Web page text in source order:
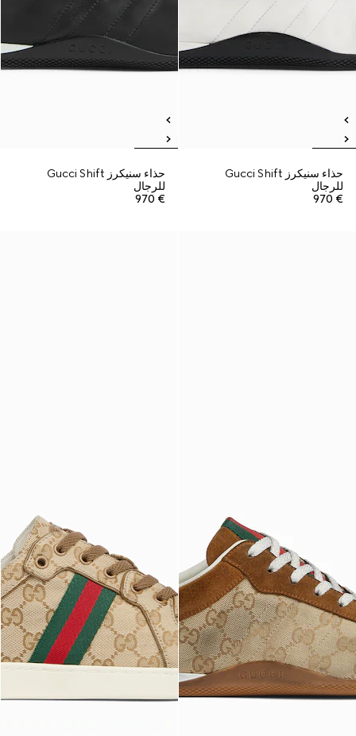
حذاء سنيكرز Gucci Shift
للرجال
€ 970
حذاء سنيكرز Gucci Shift
للرجال
€ 970